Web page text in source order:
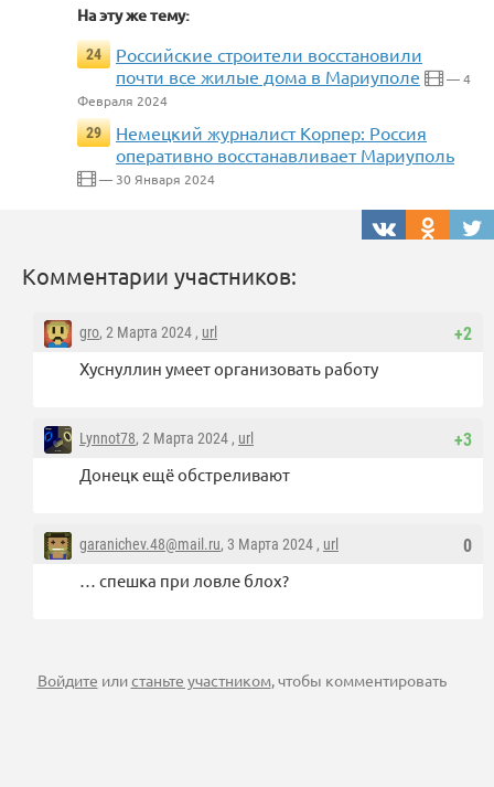
На эту же тему:
24
Российские строители восстановили
почти все жилые дома в Мариуполе
— 4
Февраля 2024
29
Немецкий журналист Корпер: Россия
оперативно восстанавливает Мариуполь
— 30 Января 2024
Комментарии участников:
+2
gro, 2 Марта 2024 , url
Хуснуллин умеет организовать работу
+3
Lynnot78, 2 Марта 2024 , url
Донецк ещё обстреливают
0
garanichev.48@mail.ru, 3 Марта 2024 , url
… спешка при ловле блох?
Войдите илистаньте участником, чтобы комментировать